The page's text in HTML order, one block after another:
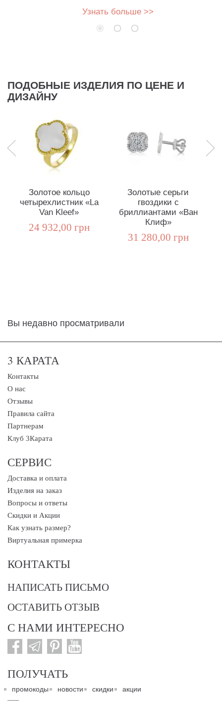
Узнать больше >>
ПОДОБНЫЕ ИЗДЕЛИЯ ПО ЦЕНЕ И
ДИЗАЙНУ
Золотое кольцо
четырехлистник «La
Van Kleef»
24 932,00 грн
Золотые серьги
гвоздики с
бриллиантами «Ван
Клиф»
31 280,00 грн
Вы недавно просматривали
3 КАРАТА
Контакты
О нас
Отзывы
Правила сайта
Партнерам
Клуб 3Карата
СЕРВИС
Доставка и оплата
Изделия на заказ
Вопросы и ответы
Скидки и Акции
Как узнать размер?
Виртуальная примерка
КОНТАКТЫ
НАПИСАТЬ ПИСЬМО
ОСТАВИТЬ ОТЗЫВ
С НАМИ ИНТЕРЕСНО
ПОЛУЧАТЬ
промокоды новости скидки акции